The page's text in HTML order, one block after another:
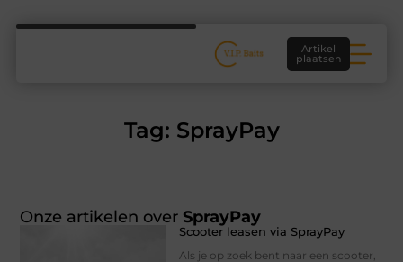
Artikel
plaatsen
Tag: SprayPay
Onze artikelen overSprayPay
Scooter leasen via SprayPay
Als je op zoek bent naar een scooter,